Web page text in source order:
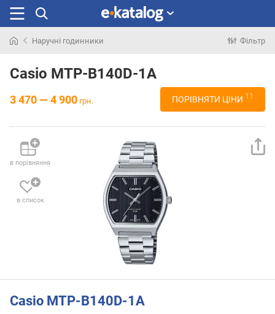
раніше
Наручні годинники Фільтр
Casio MTP-B140D-1A
3 470 — 4 900 грн. ПОРІВНЯТИ ЦІНИ 11
в порівняння
в список
Casio MTP-B140D-1A